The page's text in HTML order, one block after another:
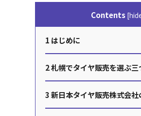
Contents [
1 はじめに
2札幌でタイヤ販売を選ぶ三
3新日本タイヤ販売株式会社